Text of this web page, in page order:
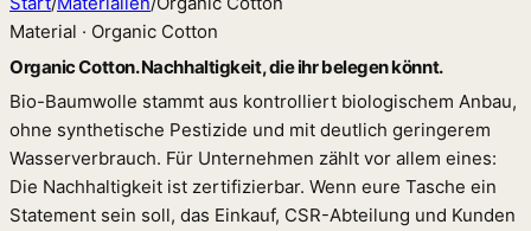
Material · Organic Cotton
Organic Cotton. Nachhaltigkeit, die ihr belegen könnt.
Bio-Baumwolle stammt aus kontrolliert biologischem Anbau,
ohne synthetische Pestizide und mit deutlich geringerem
Wasserverbrauch. Für Unternehmen zählt vor allem eines:
Die Nachhaltigkeit ist zertifizierbar. Wenn eure Tasche ein
Statement sein soll, das Einkauf, CSR-Abteilung und Kunden